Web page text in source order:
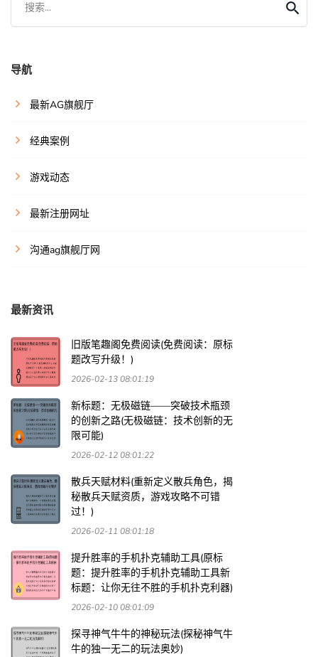
搜索...
导航
最新AG旗舰厅
经典案例
游戏动态
最新注册网址
沟通ag旗舰厅网
最新资讯
旧版笔趣阁免费阅读(免费阅读：原标
题改写升级！)
2026-02-13 08:01:19
新标题：无极磁链——突破技术瓶颈
的创新之路(无极磁链：技术创新的无
限可能)
2026-02-12 08:01:22
散兵天赋材料(重新定义散兵角色，揭
秘散兵天赋资质，游戏攻略不可错
过！)
2026-02-11 08:01:18
提升胜率的手机扑克辅助工具(原标
题：提升胜率的手机扑克辅助工具新
标题：让你无往不胜的手机扑克利器)
2026-02-10 08:01:09
探寻神气牛牛的神秘玩法(探秘神气牛
牛的独一无二的玩法奥妙)